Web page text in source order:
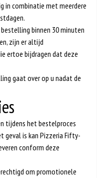
in combinatie met meerdere
binnen 30 minuten
zijn er altijd
ertoe bijdragen dat deze
gaat over op u nadat de
tijdens het bestelproces
geval is kan Pizzeria Fifty-
conform deze
om promotionele